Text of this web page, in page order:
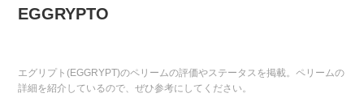
EGGRYPTO
エグリプト(EGGRYPT)のペリームの評価やステータスを掲載。ペリームの
詳細を紹介しているので、ぜひ参考にしてください。